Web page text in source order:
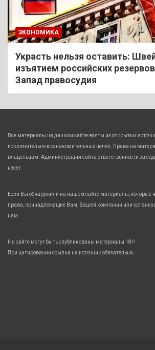
ЭКОНОМИКА
Украсть нельзя оставить:
изъятием российских
Запад правосудия
Все материалы на данном сайте взяты из открытых
исключительно в ознакомительных целях. Права на
владельцам. Администрация сайта ответственности за
несет.
Если Вы обнаружили на нашем сайте материалы, которые
права, принадлежащие Вам, Вашей компании или
нам.
На сайте могут быть опубликованы материалы 18+!
При цитировании ссылка на источник обязательна.